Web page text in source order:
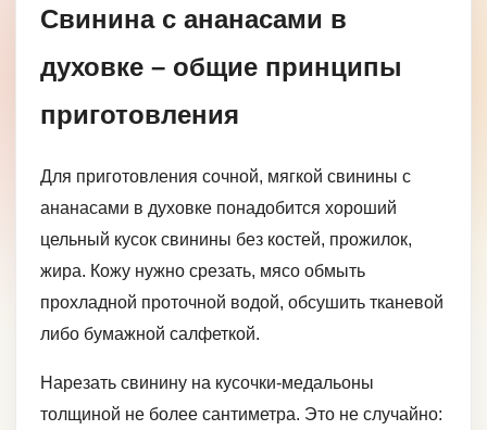
Свинина с ананасами в
духовке – общие принципы
приготовления
Для приготовления сочной, мягкой свинины с
ананасами в духовке понадобится хороший
цельный кусок свинины без костей, прожилок,
жира. Кожу нужно срезать, мясо обмыть
прохладной проточной водой, обсушить тканевой
либо бумажной салфеткой.
Нарезать свинину на кусочки-медальоны
толщиной не более сантиметра. Это не случайно: